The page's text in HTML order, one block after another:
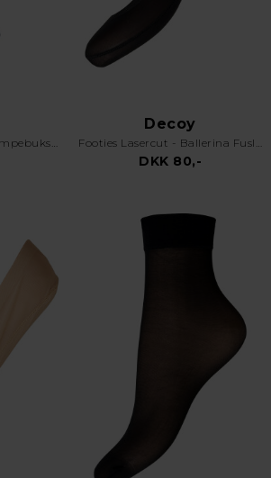
Microfiber Tights Strømpebukser 40 Den Marine
Decoy
Footies Lasercut - Ballerina Fusling - 40 Denier - 2-Pak - Sort
DKK 80,-